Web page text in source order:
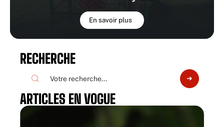
En savoir plus
RECHERCHE
ARTICLES EN VOGUE